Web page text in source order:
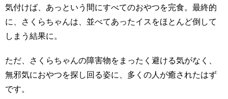
気付けば、あっという間にすべてのおやつを完食。最終的
に、さくらちゃんは、並べてあったイスをほとんど倒して
しまう結果に。
ただ、さくらちゃんの障害物をまったく避ける気がなく、
無邪気におやつを探し回る姿に、多くの人が癒されたはず
です。